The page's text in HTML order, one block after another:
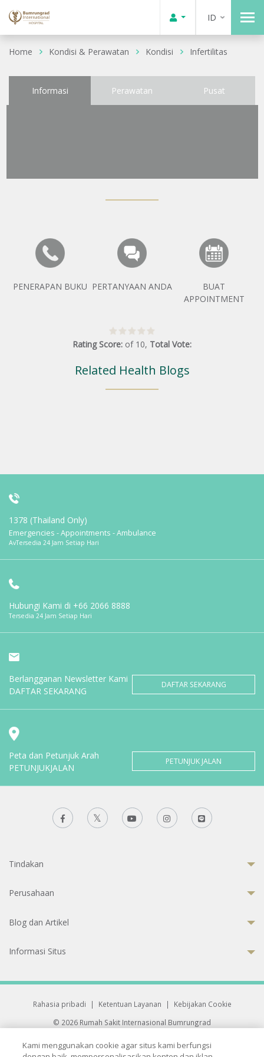
ID
Home Kondisi & Perawatan Kondisi Infertilitas
Informasi Perawatan Pusat
PENERAPAN BUKU PERTANYAAN ANDA
BUAT
APPOINTMENT
Rating Score: of 10, Total Vote:
Related Health Blogs
1378 (Thailand Only)
Emergencies - Appointments - Ambulance
AvTersedia 24 Jam Setiap Hari
Hubungi Kami di +66 2066 8888
Tersedia 24 Jam Setiap Hari
Berlangganan Newsletter Kami
DAFTAR SEKARANG
DAFTAR SEKARANG
Peta dan Petunjuk Arah
PETUNJUKJALAN
PETUNJUK JALAN
Tindakan
Perusahaan
Blog dan Artikel
Informasi Situs
Rahasia pribadi | Ketentuan Layanan |
Kebijakan Cookie
© 2026 Rumah Sakit Internasional Bumrungrad
33 Sukhumvit 3, Wattana, Bangkok 10110 Thailand.
Kami menggunakan cookie agar situs kami berfungsi